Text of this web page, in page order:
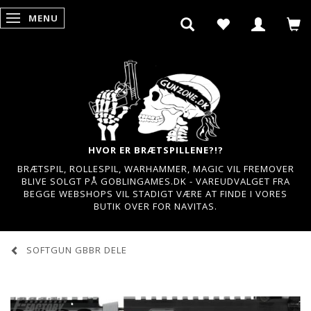
SKIFTE NAVIGATION
MENU
HVOR ER BRÆTSPILLENE?!?
BRÆTSPIL, ROLLESPIL, WARHAMMER, MAGIC VIL FREMOVER
BLIVE SOLGT PÅ GOBLINGAMES.DK - VAREUDVALGET FRA
BEGGE WEBSHOPS VIL STADIGT VÆRE AT FINDE I VORES
BUTIK OVER FOR NAVITAS.
SOFTGUN GBBR DELE